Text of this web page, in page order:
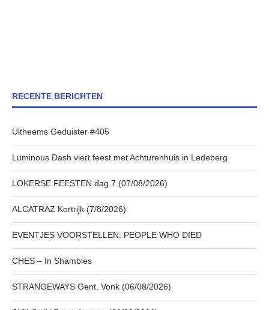
RECENTE BERICHTEN
Uitheems Geduister #405
Luminous Dash viert feest met Achturenhuis in Ledeberg
LOKERSE FEESTEN dag 7 (07/08/2026)
ALCATRAZ Kortrijk (7/8/2026)
EVENTJES VOORSTELLEN: PEOPLE WHO DIED
CHES – In Shambles
STRANGEWAYS Gent, Vonk (06/08/2026)